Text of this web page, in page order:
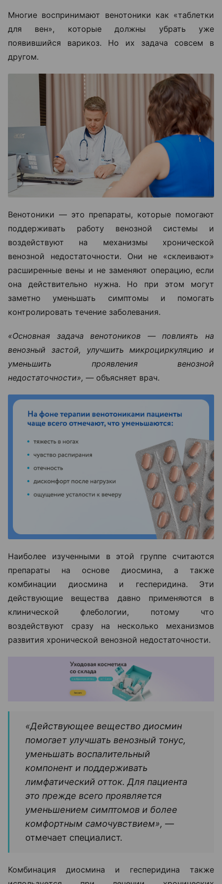
Многие воспринимают венотоники как «таблетки
для вен», которые должны убрать уже
появившийся варикоз. Но их задача совсем в
другом.
Венотоники — это препараты, которые помогают
поддерживать работу венозной системы и
воздействуют на механизмы хронической
венозной недостаточности. Они не «склеивают»
расширенные вены и не заменяют операцию, если
она действительно нужна. Но при этом могут
заметно уменьшать симптомы и помогать
контролировать течение заболевания.
«Основная задача венотоников — повлиять на
венозный застой, улучшить микроциркуляцию и
уменьшить проявления венозной
недостаточности», — объясняет врач.
Наиболее изученными в этой группе считаются
препараты на основе диосмина, а также
комбинации диосмина и гесперидина. Эти
действующие вещества давно применяются в
клинической флебологии, потому что
воздействуют сразу на несколько механизмов
развития хронической венозной недостаточности.
«Действующее вещество диосмин
помогает улучшать венозный тонус,
уменьшать воспалительный
компонент и поддерживать
лимфатический отток. Для пациента
это прежде всего проявляется
уменьшением симптомов и более
комфортным самочувствием», —
отмечает специалист.
Комбинация диосмина и гесперидина также